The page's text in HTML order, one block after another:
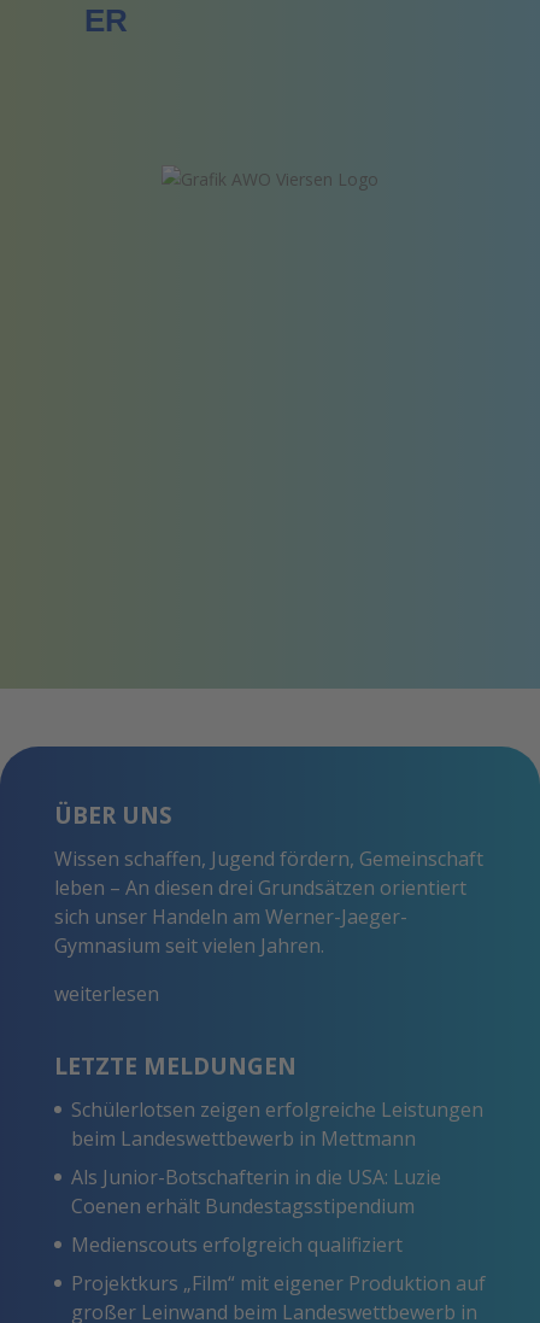
ER
ÜBER UNS
Wissen schaffen, Jugend fördern, Gemeinschaft
leben – An diesen drei Grundsätzen orientiert
sich unser Handeln am Werner-Jaeger-
Gymnasium seit vielen Jahren.
weiterlesen
LETZTE MELDUNGEN
Schülerlotsen zeigen erfolgreiche Leistungen
beim Landeswettbewerb in Mettmann
Als Junior-Botschafterin in die USA: Luzie
Coenen erhält Bundestagsstipendium
Medienscouts erfolgreich qualifiziert
Projektkurs „Film“ mit eigener Produktion auf
großer Leinwand beim Landeswettbewerb in